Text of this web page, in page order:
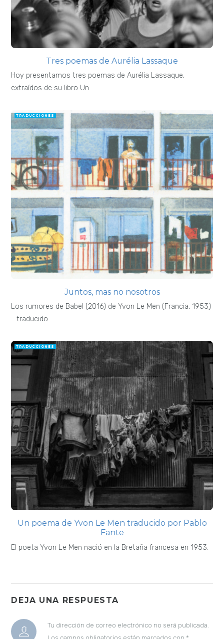
Tres poemas de Aurélia Lassaque
Hoy presentamos tres poemas de Aurélia Lassaque,
extraídos de su libro Un
TRADUCCIONES
Juntos, mas no nosotros
Los rumores de Babel (2016) de Yvon Le Men (Francia, 1953)
—traducido
TRADUCCIONES
Un poema de Yvon Le Men traducido por Pablo
Fante
El poeta Yvon Le Men nació en la Bretaña francesa en 1953.
DEJA UNA RESPUESTA
Tu dirección de correo electrónico no será publicada.